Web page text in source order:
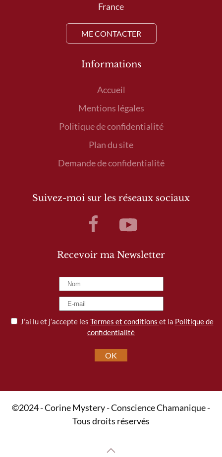
France
ME CONTACTER
Informations
Accueil
Mentions légales
Politique de confidentialité
Plan du site
Demande de confidentialité
Suivez-moi sur les réseaux sociaux
Recevoir ma Newsletter
J’ai lu et j’accepte les Termes et conditions et la Politique de
confidentialité
OK
©2024 - Corine Mystery - Conscience Chamanique -
Tous droits réservés